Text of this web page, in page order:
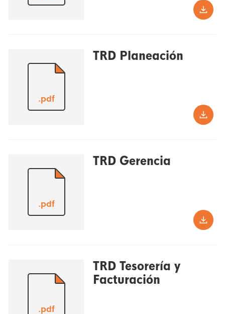
.pdf
TRD Planeación
.pdf
TRD Gerencia
.pdf
TRD Tesorería y
Facturación